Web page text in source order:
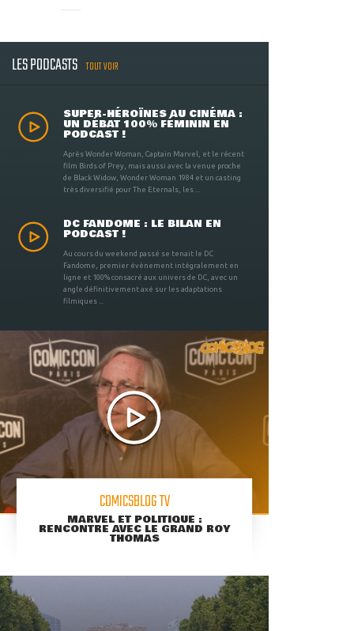
LES PODCASTS TOUT VOIR
SUPER-HÉROÏNES AU CINÉMA :
UN DÉBAT 100% FÉMININ EN
PODCAST !
Après Wonder Woman, Captain Marvel, et le récent
film Birds of Prey, mais aussi avec la venue proche
de Black Widow, Wonder Woman 1984 et un casting
très diversifié pour The Eternals, les ...
DC FANDOME : LE BILAN EN
PODCAST !
Au cours du weekend passé se tenait le DC
Fandome, premier évènement intégralement en
ligne et 100% consacré aux univers de DC, avec un
angle définitivement axé sur les adaptations
filmiques ...
COMICSBLOG TV
MARVEL ET POLITIQUE :
RENCONTRE AVEC LE GRAND ROY
THOMAS